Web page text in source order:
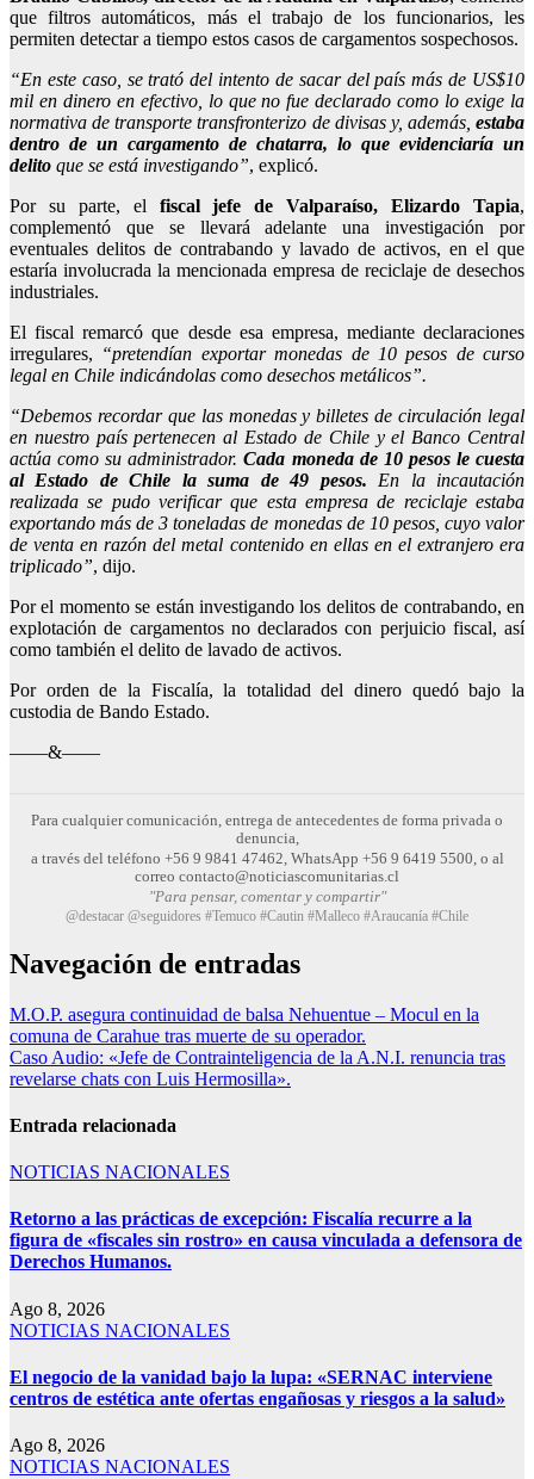
que filtros automáticos, más el trabajo de los funcionarios, les
permiten detectar a tiempo estos casos de cargamentos sospechosos.
“En este caso, se trató del intento de sacar del país más de US$10
mil en dinero en efectivo, lo que no fue declarado como lo exige la
normativa de transporte transfronterizo de divisas y, además, estaba
dentro de un cargamento de chatarra, lo que evidenciaría un
delito que se está investigando”, explicó.
Por su parte, el fiscal jefe de Valparaíso, Elizardo Tapia,
complementó que se llevará adelante una investigación por
eventuales delitos de contrabando y lavado de activos, en el que
estaría involucrada la mencionada empresa de reciclaje de desechos
industriales.
El fiscal remarcó que desde esa empresa, mediante declaraciones
irregulares, “pretendían exportar monedas de 10 pesos de curso
legal en Chile indicándolas como desechos metálicos”.
“Debemos recordar que las monedas y billetes de circulación legal
en nuestro país pertenecen al Estado de Chile y el Banco Central
actúa como su administrador.Cada moneda de 10 pesos le cuesta
al Estado de Chile la suma de 49 pesos. En la incautación
realizada se pudo verificar que esta empresa de reciclaje estaba
exportando más de 3 toneladas de monedas de 10 pesos, cuyo valor
de venta en razón del metal contenido en ellas en el extranjero era
triplicado”, dijo.
Por el momento se están investigando los delitos de contrabando, en
explotación de cargamentos no declarados con perjuicio fiscal, así
como también el delito de lavado de activos.
Por orden de la Fiscalía, la totalidad del dinero quedó bajo la
custodia de Bando Estado.
——&——
Para cualquier comunicación, entrega de antecedentes de forma privada o
denuncia,
a través del teléfono +56 9 9841 47462, WhatsApp +56 9 6419 5500, o al
correo contacto@noticiascomunitarias.cl
"Para pensar, comentar y compartir"
@destacar @seguidores #Temuco #Cautin #Malleco #Araucanía #Chile
Navegación de entradas
M.O.P. asegura continuidad de balsa Nehuentue – Mocul en la
comuna de Carahue tras muerte de su operador.
Caso Audio: «Jefe de Contrainteligencia de la A.N.I. renuncia tras
revelarse chats con Luis Hermosilla».
Entrada relacionada
NOTICIAS NACIONALES
Retorno a las prácticas de excepción: Fiscalía recurre a la
figura de «fiscales sin rostro» en causa vinculada a defensora de
Derechos Humanos.
Ago 8, 2026
NOTICIAS NACIONALES
El negocio de la vanidad bajo la lupa: «SERNAC interviene
centros de estética ante ofertas engañosas y riesgos a la salud»
Ago 8, 2026
NOTICIAS NACIONALES